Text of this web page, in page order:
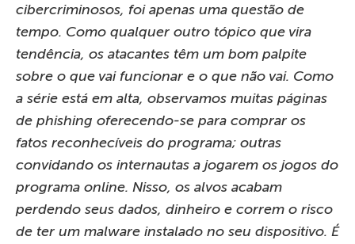
cibercriminosos, foi apenas uma questão de
tempo. Como qualquer outro tópico que vira
tendência, os atacantes têm um bom palpite
sobre o que vai funcionar e o que não vai. Como
a série está em alta, observamos muitas páginas
de phishing oferecendo-se para comprar os
fatos reconhecíveis do programa; outras
convidando os internautas a jogarem os jogos do
programa online. Nisso, os alvos acabam
perdendo seus dados, dinheiro e correm o risco
de ter um malware instalado no seu dispositivo. É